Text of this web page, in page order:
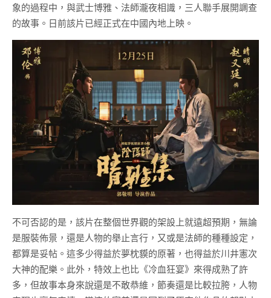
象的過程中，與武士博雅、法師瀧夜相識，三人聯手展開調查
的故事。日前該片已經正式在中國內地上映。
不可否認的是，該片在整個世界觀的架設上就遠超預期，無論
是服裝佈景，還是人物的舉止言行，又或是法師的種種設定，
都算是妥帖。這多少得益於夢枕貘的原著，也得益於川井憲次
大神的配樂。此外，特效上也比《冷血狂宴》來得成熟了許
多，但故事本身來說還是不敢恭維，節奏還是比較拉胯，人物